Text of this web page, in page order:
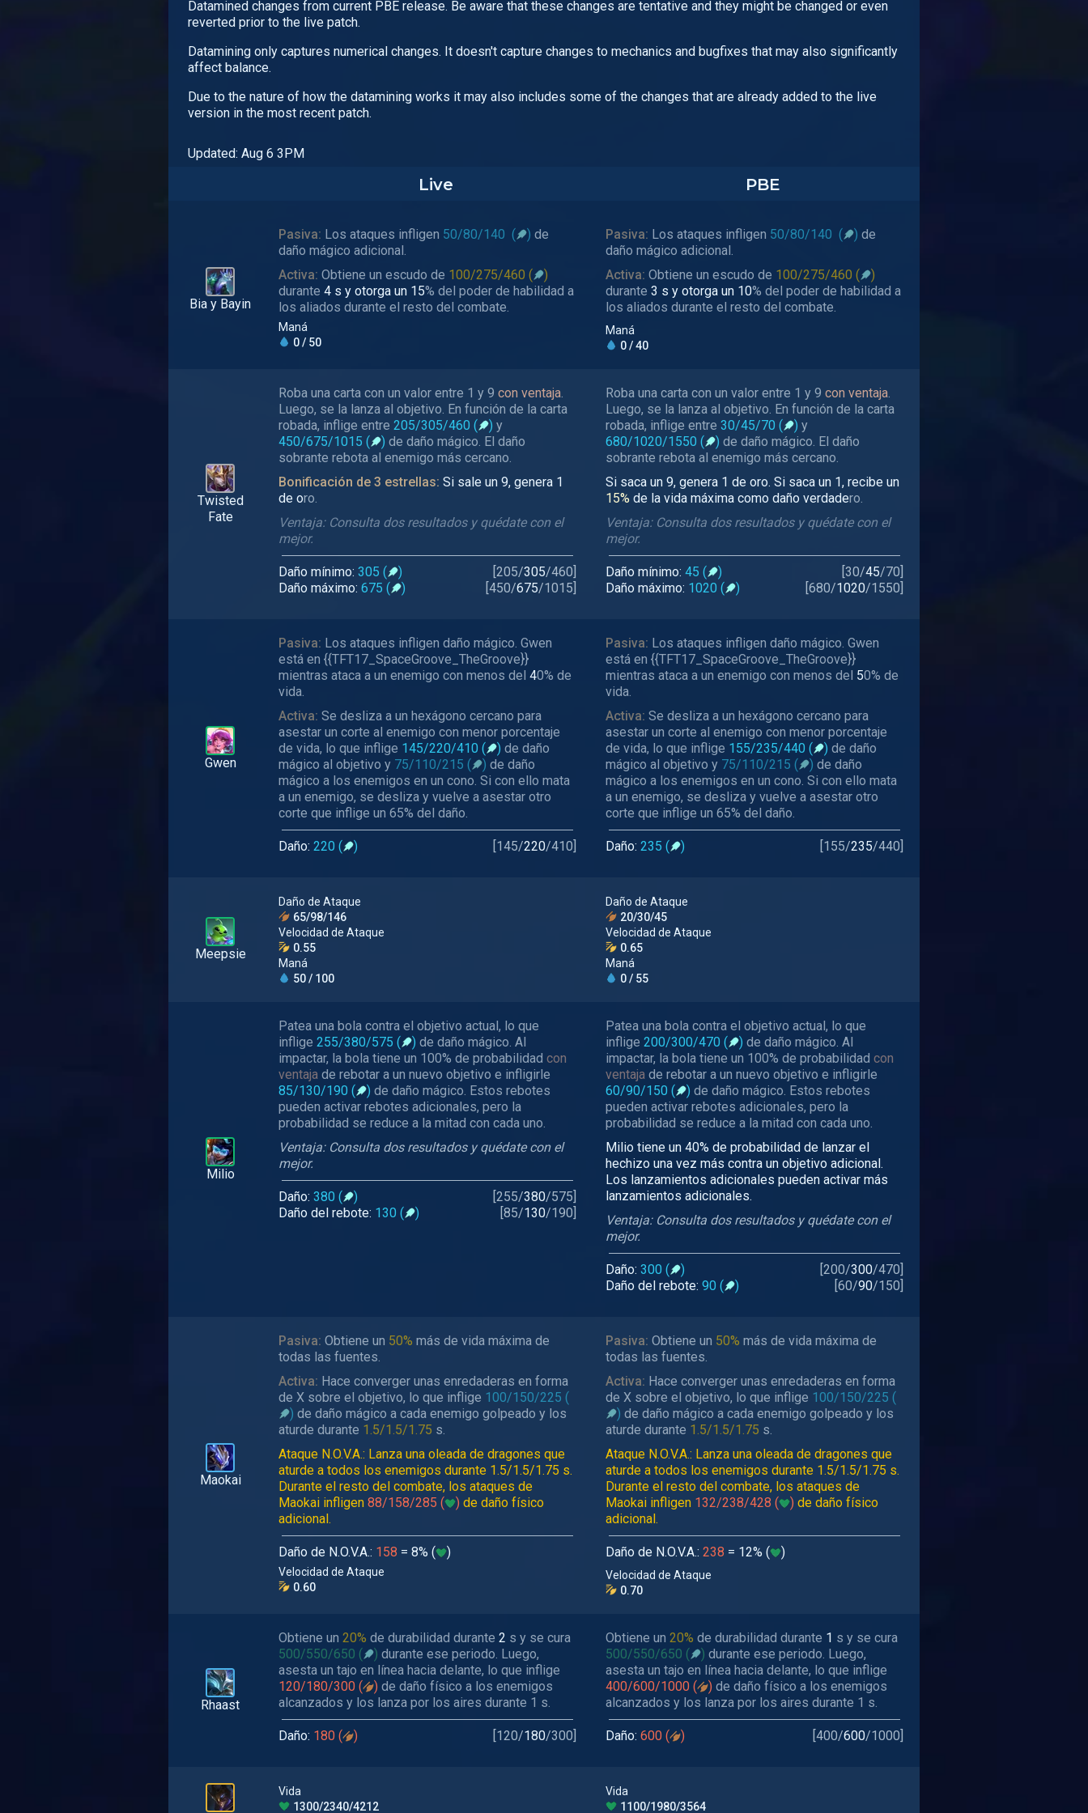
Datamined changes from current PBE release. Be aware that these changes are tentative and they might be changed or even
reverted prior to the live patch.
Datamining only captures numerical changes. It doesn't capture changes to mechanics and bugfixes that may also significantly
affect balance.
Due to the nature of how the datamining works it may also includes some of the changes that are already added to the live
version in the most recent patch.
Updated: Aug 6 3PM
Live PBE
Bia y Bayin
Pasiva: Los ataques infligen 50/80/140 ( ) de
daño mágico adicional.
Activa: Obtiene un escudo de 100/275/460 (
)
durante 4 s y otorga un 15% del poder de habilidad a
los aliados durante el resto del combate.
Maná
0 / 50
Pasiva: Los ataques infligen 50/80/140 ( ) de
daño mágico adicional.
Activa: Obtiene un escudo de 100/275/460 (
)
durante 3 s y otorga un 10% del poder de habilidad a
los aliados durante el resto del combate.
Maná
0 / 40
Twisted
Fate
Roba una carta con un valor entre 1 y 9 con ventaja.
Luego, se la lanza al objetivo. En función de la carta
robada, inflige entre 205/305/460 ( ) y
450/675/1015 ( ) de daño mágico. El daño
sobrante rebota al enemigo más cercano.
Bonificación de 3 estrellas: Si sale un 9, genera 1
de oro.
Ventaja: Consulta dos resultados y quédate con el
mejor.
Daño mínimo: 305 ( ) [205/305/460]
Daño máximo: 675 ( ) [450/675/1015]
Roba una carta con un valor entre 1 y 9 con ventaja.
Luego, se la lanza al objetivo. En función de la carta
robada, inflige entre 30/45/70 ( ) y
680/1020/1550 ( ) de daño mágico. El daño
sobrante rebota al enemigo más cercano.
Si saca un 9, genera 1 de oro. Si saca un 1, recibe un
15% de la vida máxima como daño verdadero.
Ventaja: Consulta dos resultados y quédate con el
mejor.
Daño mínimo: 45 ( ) [30/45/70]
Daño máximo: 1020 ( ) [680/1020/1550]
Gwen
Pasiva: Los ataques infligen daño mágico. Gwen
está en {{TFT17_SpaceGroove_TheGroove}}
mientras ataca a un enemigo con menos del 40% de
vida.
Activa: Se desliza a un hexágono cercano para
asestar un corte al enemigo con menor porcentaje
de vida, lo que inflige 145/220/410 ( ) de daño
mágico al objetivo y 75/110/215 ( ) de daño
mágico a los enemigos en un cono. Si con ello mata
a un enemigo, se desliza y vuelve a asestar otro
corte que inflige un 65% del daño.
Daño: 220 ( ) [145/220/410]
Pasiva: Los ataques infligen daño mágico. Gwen
está en {{TFT17_SpaceGroove_TheGroove}}
mientras ataca a un enemigo con menos del 50% de
vida.
Activa: Se desliza a un hexágono cercano para
asestar un corte al enemigo con menor porcentaje
de vida, lo que inflige 155/235/440 ( ) de daño
mágico al objetivo y 75/110/215 ( ) de daño
mágico a los enemigos en un cono. Si con ello mata
a un enemigo, se desliza y vuelve a asestar otro
corte que inflige un 65% del daño.
Daño: 235 ( ) [155/235/440]
Meepsie
Daño de Ataque
65/98/146
Velocidad de Ataque
0.55
Maná
50 / 100
Daño de Ataque
20/30/45
Velocidad de Ataque
0.65
Maná
0 / 55
Milio
Patea una bola contra el objetivo actual, lo que
inflige 255/380/575 ( ) de daño mágico. Al
impactar, la bola tiene un 100% de probabilidad con
ventaja de rebotar a un nuevo objetivo e infligirle
85/130/190 ( ) de daño mágico. Estos rebotes
pueden activar rebotes adicionales, pero la
probabilidad se reduce a la mitad con cada uno.
Ventaja: Consulta dos resultados y quédate con el
mejor.
Daño: 380 ( ) [255/380/575]
Daño del rebote: 130 ( ) [85/130/190]
Patea una bola contra el objetivo actual, lo que
inflige 200/300/470 ( ) de daño mágico. Al
impactar, la bola tiene un 100% de probabilidad con
ventaja de rebotar a un nuevo objetivo e infligirle
60/90/150 ( ) de daño mágico. Estos rebotes
pueden activar rebotes adicionales, pero la
probabilidad se reduce a la mitad con cada uno.
Milio tiene un 40% de probabilidad de lanzar el
hechizo una vez más contra un objetivo adicional.
Los lanzamientos adicionales pueden activar más
lanzamientos adicionales.
Ventaja: Consulta dos resultados y quédate con el
mejor.
Daño: 300 ( ) [200/300/470]
Daño del rebote: 90 ( ) [60/90/150]
Maokai
Pasiva: Obtiene un 50% más de vida máxima de
todas las fuentes.
Activa: Hace converger unas enredaderas en forma
de X sobre el objetivo, lo que inflige 100/150/225 (
) de daño mágico a cada enemigo golpeado y los
aturde durante 1.5/1.5/1.75 s.
Ataque N.O.V.A.: Lanza una oleada de dragones que
aturde a todos los enemigos durante 1.5/1.5/1.75 s.
Durante el resto del combate, los ataques de
Maokai infligen 88/158/285 ( ) de daño físico
adicional.
Daño de N.O.V.A.: 158 = 8% ( )
Velocidad de Ataque
0.60
Pasiva: Obtiene un 50% más de vida máxima de
todas las fuentes.
Activa: Hace converger unas enredaderas en forma
de X sobre el objetivo, lo que inflige 100/150/225 (
) de daño mágico a cada enemigo golpeado y los
aturde durante 1.5/1.5/1.75 s.
Ataque N.O.V.A.: Lanza una oleada de dragones que
aturde a todos los enemigos durante 1.5/1.5/1.75 s.
Durante el resto del combate, los ataques de
Maokai infligen 132/238/428 ( ) de daño físico
adicional.
Daño de N.O.V.A.: 238 = 12% ( )
Velocidad de Ataque
0.70
Rhaast
Obtiene un 20% de durabilidad durante 2 s y se cura
500/550/650 ( ) durante ese periodo. Luego,
asesta un tajo en línea hacia delante, lo que inflige
120/180/300 ( ) de daño físico a los enemigos
alcanzados y los lanza por los aires durante 1 s.
Daño: 180 ( ) [120/180/300]
Obtiene un 20% de durabilidad durante 1 s y se cura
500/550/650 ( ) durante ese periodo. Luego,
asesta un tajo en línea hacia delante, lo que inflige
400/600/1000 ( ) de daño físico a los enemigos
alcanzados y los lanza por los aires durante 1 s.
Daño: 600 ( ) [400/600/1000]
Vida
1300/2340/4212
Vida
1100/1980/3564